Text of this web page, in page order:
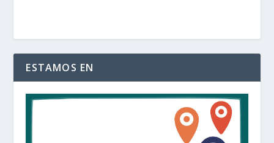
ESTAMOS EN